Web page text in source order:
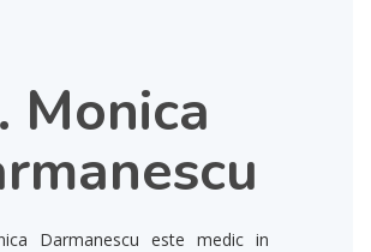
Monica
Darmanescu este medic in